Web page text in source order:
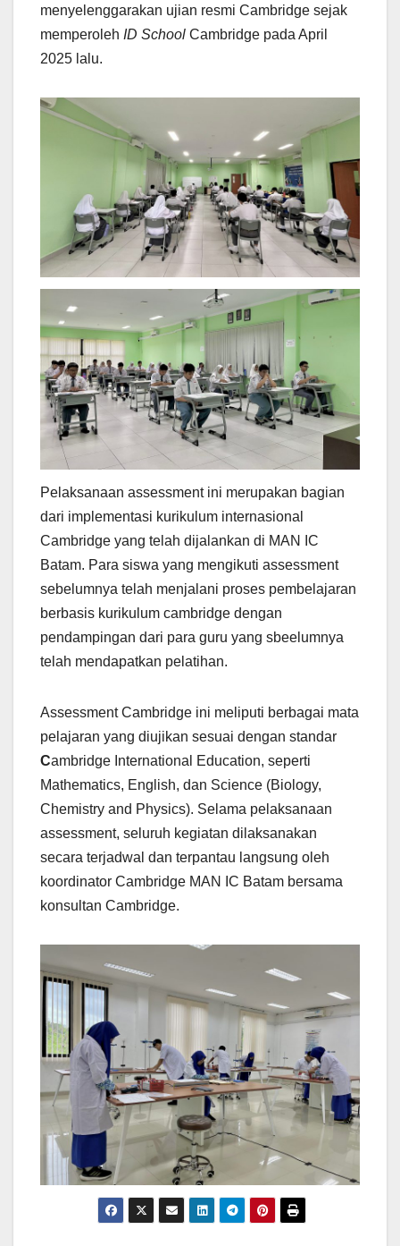
menyelenggarakan ujian resmi Cambridge sejak
memperoleh ID School Cambridge pada April
2025 lalu.
Pelaksanaan assessment ini merupakan bagian
dari implementasi kurikulum internasional
Cambridge yang telah dijalankan di MAN IC
Batam. Para siswa yang mengikuti assessment
sebelumnya telah menjalani proses pembelajaran
berbasis kurikulum cambridge dengan
pendampingan dari para guru yang sbeelumnya
telah mendapatkan pelatihan.
Assessment Cambridge ini meliputi berbagai mata
pelajaran yang diujikan sesuai dengan standar
Cambridge International Education, seperti
Mathematics, English, dan Science (Biology,
Chemistry and Physics). Selama pelaksanaan
assessment, seluruh kegiatan dilaksanakan
secara terjadwal dan terpantau langsung oleh
koordinator Cambridge MAN IC Batam bersama
konsultan Cambridge.